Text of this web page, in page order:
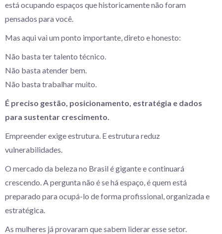
está ocupando espaços que historicamente não foram
pensados para você.
Mas aqui vai um ponto importante, direto e honesto:
Não basta ter talento técnico.
Não basta atender bem.
Não basta trabalhar muito.
É preciso gestão, posicionamento, estratégia e dados
para sustentar crescimento.
Empreender exige estrutura. E estrutura reduz
vulnerabilidades.
O mercado da beleza no Brasil é gigante e continuará
crescendo. A pergunta não é se há espaço, é quem está
preparado para ocupá-lo de forma profissional, organizada e
estratégica.
As mulheres já provaram que sabem liderar esse setor.